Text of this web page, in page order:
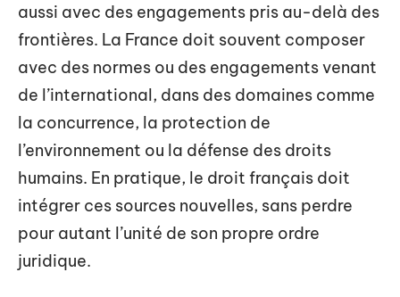
aussi avec des engagements pris au-delà des
frontières. La France doit souvent composer
avec des normes ou des engagements venant
de l’international, dans des domaines comme
la concurrence, la protection de
l’environnement ou la défense des droits
humains. En pratique, le droit français doit
intégrer ces sources nouvelles, sans perdre
pour autant l’unité de son propre ordre
juridique.